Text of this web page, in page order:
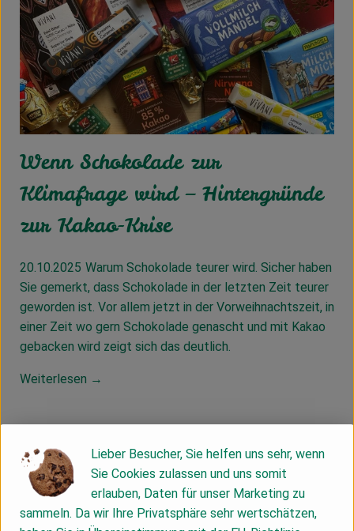
Wenn Schokolade zur
Klimafrage wird – Hintergründe
zur Kakao-Krise
20.10.2025 Warum Schokolade teurer wird. Sicher haben
Sie gemerkt, dass Schokolade in der letzten Zeit teurer
geworden ist. Vor allem jetzt in der Vorweihnachtszeit, in
einer Zeit wo gern Schokolade genascht und mit Kakao
gebacken wird zeigt sich das deutlich.
Weiterlesen →
Lieber Besucher, Sie helfen uns sehr, wenn
Sie Cookies zulassen und uns somit
erlauben, Daten für unser Marketing zu
sammeln. Da wir Ihre Privatsphäre sehr wertschätzen,